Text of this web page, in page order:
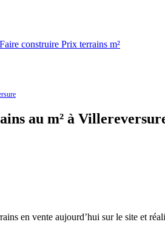
Faire construire Prix terrains m²
au m² à
en vente aujourd’hui sur le site et